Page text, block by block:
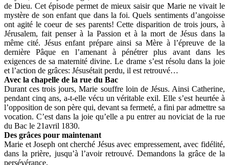
de Dieu. Cet épisode permet de mieux saisir que Marie ne vivait le
mystère de son enfant que dans la foi. Quels sentiments d’angoisse
ont agité le coeur de ses parents! Cette disparition de trois jours, à
Jérusalem, fait penser à la Passion et à la mort de Jésus dans la
même cité. Jésus enfant prépare ainsi sa Mère à l’épreuve de la
dernière Pâque en l’amenant à pénétrer plus avant dans les
exigences de sa maternité divine. Le drame s’est résolu dans la joie
et l’action de grâces: Jésusétait perdu, il est retrouvé…
Avec la chapelle de la rue du Bac
Durant ces trois jours, Marie souffre loin de Jésus. Ainsi Catherine,
pendant cinq ans, a-t-elle vécu un véritable exil. Elle s’est heurtée à
l’opposition de son père qui, devant sa fermeté, a fini par admettre sa
vocation. C’est dans la joie qu’elle a pu entrer au noviciat de la rue
du Bac le 21avril 1830.
Des grâces pour maintenant
Marie et Joseph ont cherché Jésus avec empressement, avec fidélité,
dans la prière, jusqu’à l’avoir retrouvé. Demandons la grâce de la
persévérance.